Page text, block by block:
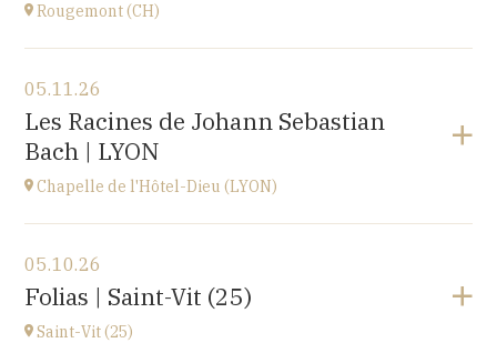
Rougemont (CH)
Église réformée Saint-Nicolas-de-Myre de
Rougemont,
route de Flendruz 1, 1659 Rougemont, SUISSE
20H00
Go to site
05.11.26
Les Racines de Johann Sebastian
Bach | LYON
Chapelle de l'Hôtel-Dieu (LYON)
chapelle de l'Hôtel-Dieu,
1 place de l'hôpital, 69002 Lyon
at20H30
05.10.26
Folias | Saint-Vit (25)
Saint-Vit (25)